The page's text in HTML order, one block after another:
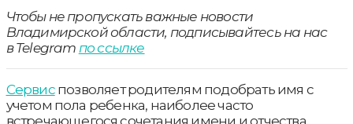
Чтобы не пропускать важные новости
Владимирской области, подписывайтесь на нас
в Telegram по ссылке
Сервиспозволяет родителям подобрать имя с
учетом пола ребенка, наиболее часто